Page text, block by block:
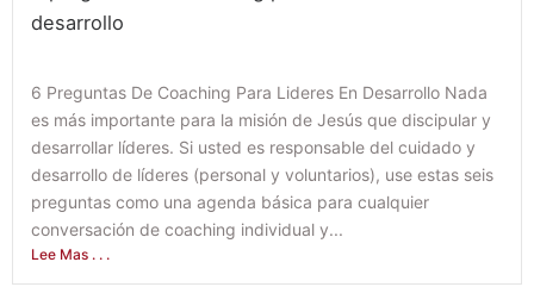
desarrollo
6 Preguntas De Coaching Para Lideres En Desarrollo Nada
es más importante para la misión de Jesús que discipular y
desarrollar líderes. Si usted es responsable del cuidado y
desarrollo de líderes (personal y voluntarios), use estas seis
preguntas como una agenda básica para cualquier
conversación de coaching individual y...
Lee Mas . . .